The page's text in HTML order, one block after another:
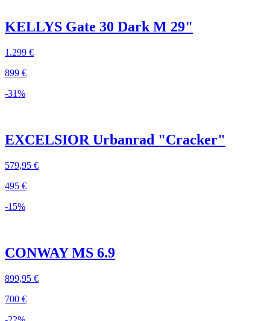
KELLYS Gate 30 Dark M 29"
1.299 €
899 €
-31%
EXCELSIOR Urbanrad "Cracker"
579,95 €
495 €
-15%
CONWAY MS 6.9
899,95 €
700 €